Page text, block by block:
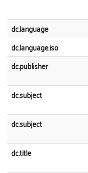
dc.language
dc.language.iso
dc.publisher
dc.subject
dc.subject
dc.title